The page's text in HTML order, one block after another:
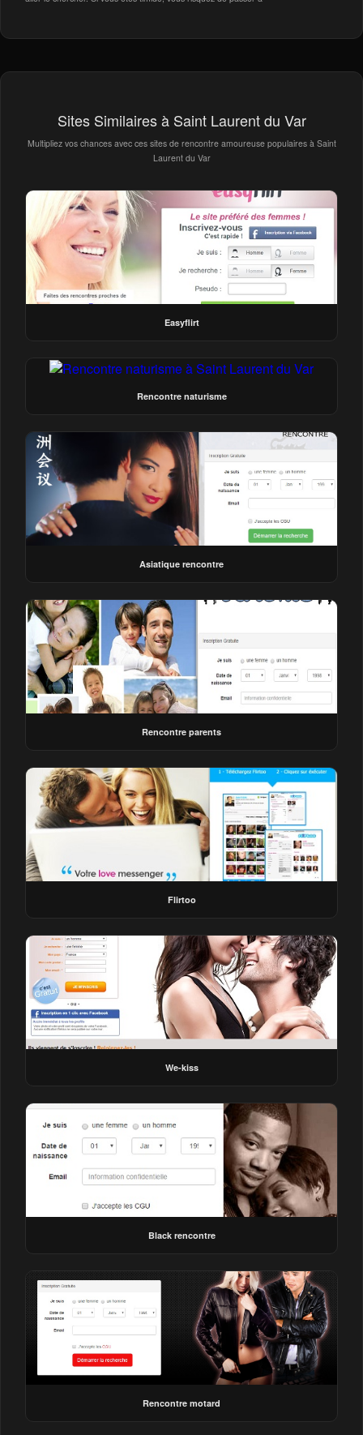
Sites Similaires à Saint Laurent du Var
Multipliez vos chances avec ces sites de rencontre amoureuse populaires à Saint
Laurent du Var
Easyflirt
Rencontre naturisme
Asiatique rencontre
Rencontre parents
Flirtoo
We-kiss
Black rencontre
Rencontre motard